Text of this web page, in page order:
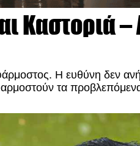
Καστοριά –
Η ευθύνη δεν
τα